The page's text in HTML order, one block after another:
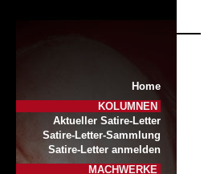
Home
KOLUMNEN
Aktueller Satire-Letter
Satire-Letter-Sammlung
Satire-Letter anmelden
MACHWERKE